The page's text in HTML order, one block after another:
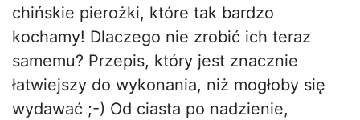
chińskie pierożki, które tak bardzo
kochamy! Dlaczego nie zrobić ich teraz
samemu? Przepis, który jest znacznie
łatwiejszy do wykonania, niż mogłoby się
wydawać ;-) Od ciasta po nadzienie,